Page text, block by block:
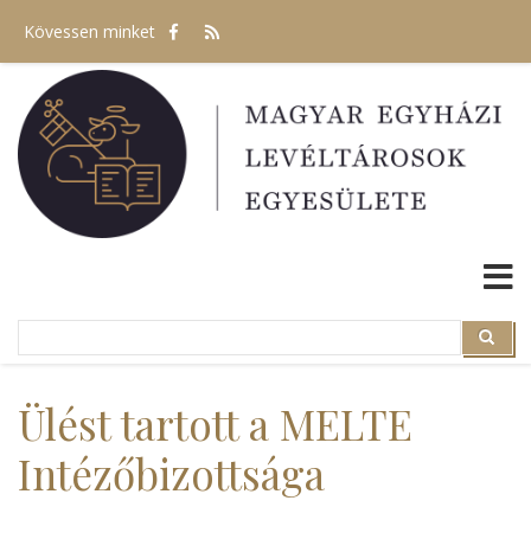
tartalomra
Kövessen minket
Search
Ülést tartott a MELTE
Intézőbizottsága